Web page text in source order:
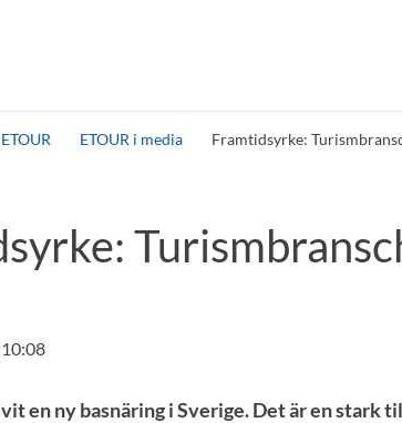
ETOUR ETOUR i media Framtidsyrke:
en ny basnäring i Sverige. Det är en stark